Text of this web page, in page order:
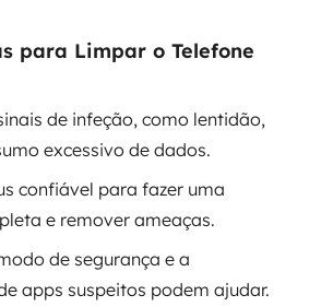
para Limpar o Telefone
de infeção, como lentidão,
excessivo de dados.
confiável para fazer uma
e remover ameaças.
de segurança e a
apps suspeitos podem ajudar.